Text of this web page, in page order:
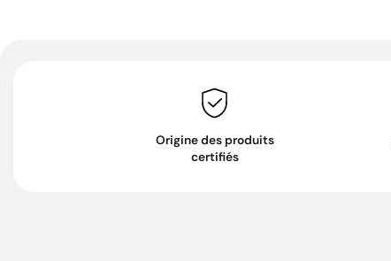
Origine des produits
certifiés